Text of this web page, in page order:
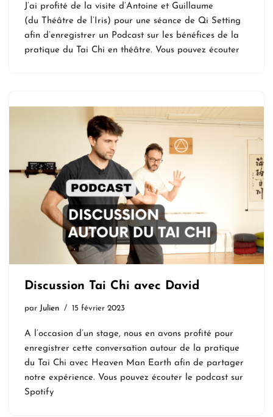
J’ai profité de la visite d’Antoine et Guillaume
(du Théâtre de l’Iris) pour une séance de Qi Setting
afin d’enregistrer un Podcast sur les bénéfices de la
pratique du Tai Chi en théâtre. Vous pouvez écouter
Discussion Tai Chi avec David
par Julien 15 février 2023
A l’occasion d’un stage, nous en avons profité pour
enregistrer cette conversation autour de la pratique
du Tai Chi avec Heaven Man Earth afin de partager
notre expérience. Vous pouvez écouter le podcast sur
Spotify